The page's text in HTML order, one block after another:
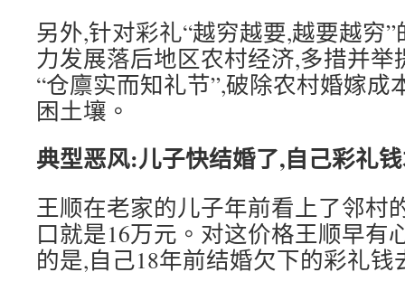
另外,针对彩礼“越穷越要,越要越穷
力发展落后地区农村经济,多措并举
“仓廪实而知礼节”,破除农村婚嫁成
困土壤。
典型恶风:儿子快结婚了,自己彩礼
王顺在老家的儿子年前看上了邻村
口就是16万元。对这价格王顺早有
的是,自己18年前结婚欠下的彩礼